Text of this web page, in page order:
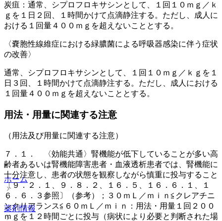
炭疽：通常、シプロフロキサシンとして、１回１０ｍｇ／ｋ
ｇを１日２回、１時間かけて点滴静注する。ただし、成人に
おける１回量４００ｍｇを超えないこととする。
〈嚢胞性線維症における緑膿菌による呼吸器感染に伴う症状
の改善〉
通常、シプロフロキサシンとして、１回１０ｍｇ／ｋｇを１
日３回、１時間かけて点滴静注する。ただし、成人における
１回量４００ｍｇを超えないこととする。
用法・用量に関連する注意
（用法及び用量に関連する注意）
７．１． 〈効能共通〉腎機能が低下していることが多い高
齢者あるいは腎機能障害患者・血液透析患者では、腎機能に
十分注意し、患者の状態を観察しながら慎重に投与すること
〔９．２．１、９．８．２、１６．５、１６．６．１、１
６．６．３参照〕（参考）；３０ｍＬ／ｍｉｎ≦クレアチニ
ンクリアランス≦６０ｍＬ／ｍｉｎ：用法・用量１回２００
ｍｇを１２時間ごとに投与（病状により必要と判断された場
ホーム
薬剤情報